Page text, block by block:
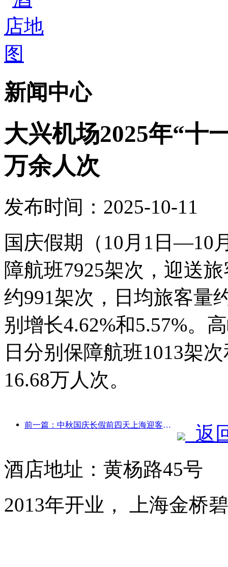
新闻中心
大兴机场2025年“十
万余人次
发布时间：2025-10-11
国庆假期（10月1日—10
障航班7925架次，迎送
约991架次，日均旅客量
别增长4.62%和5.57%。
日分别保障航班1013架
16.68万人次。
前一篇：中秋国庆长假前四天上海迎客逾1511万人次，同比增长超两成
返
酒店地址：黄杨路45号
2013年开业， 上海金